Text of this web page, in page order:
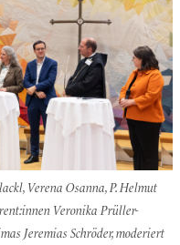
Verena Osanna, P. Helmut
Veronika Prüller-
Jeremias Schröder, moderiert